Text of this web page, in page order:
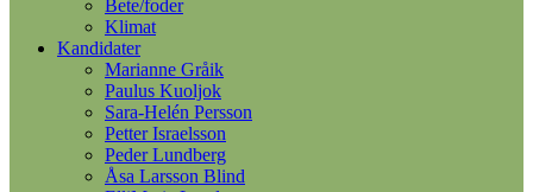
Bete/foder
Klimat
Kandidater
Marianne Gråik
Paulus Kuoljok
Sara-Helén Persson
Petter Israelsson
Peder Lundberg
Åsa Larsson Blind